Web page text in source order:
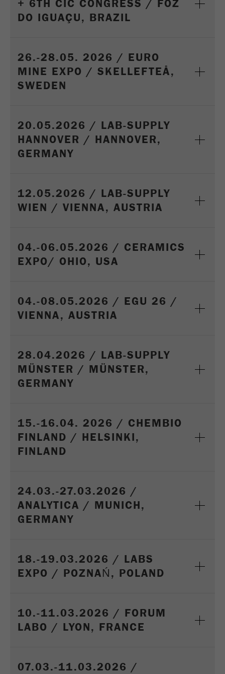
+ 6TH CIC CONGRESS / FOZ
DO IGUAÇU, BRAZIL
26.-28.05. 2026 / EURO
MINE EXPO / SKELLEFTEÅ,
SWEDEN
20.05.2026 / LAB-SUPPLY
HANNOVER / HANNOVER,
GERMANY
12.05.2026 / LAB-SUPPLY
WIEN / VIENNA, AUSTRIA
04.-06.05.2026 / CERAMICS
EXPO/ OHIO, USA
04.-08.05.2026 / EGU 26 /
VIENNA, AUSTRIA
28.04.2026 / LAB-SUPPLY
MÜNSTER / MÜNSTER,
GERMANY
15.-16.04. 2026 / CHEMBIO
FINLAND / HELSINKI,
FINLAND
24.03.-27.03.2026 /
ANALYTICA / MUNICH,
GERMANY
18.-19.03.2026 / LABS
EXPO / POZNAŃ, POLAND
10.-11.03.2026 / FORUM
LABO / LYON, FRANCE
07.03.-11.03.2026 /